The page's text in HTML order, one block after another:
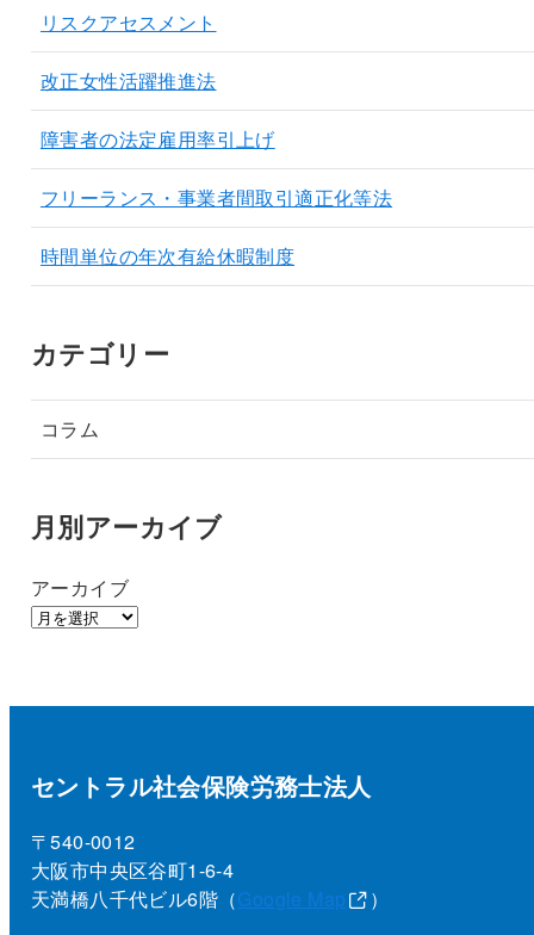
リスクアセスメント
改正女性活躍推進法
障害者の法定雇用率引上げ
フリーランス・事業者間取引適正化等法
時間単位の年次有給休暇制度
カテゴリー
コラム
月別アーカイブ
アーカイブ
セントラル社会保険労務士法人
〒540-0012
大阪市中央区谷町1-6-4
天満橋八千代ビル6階（Google Map ）